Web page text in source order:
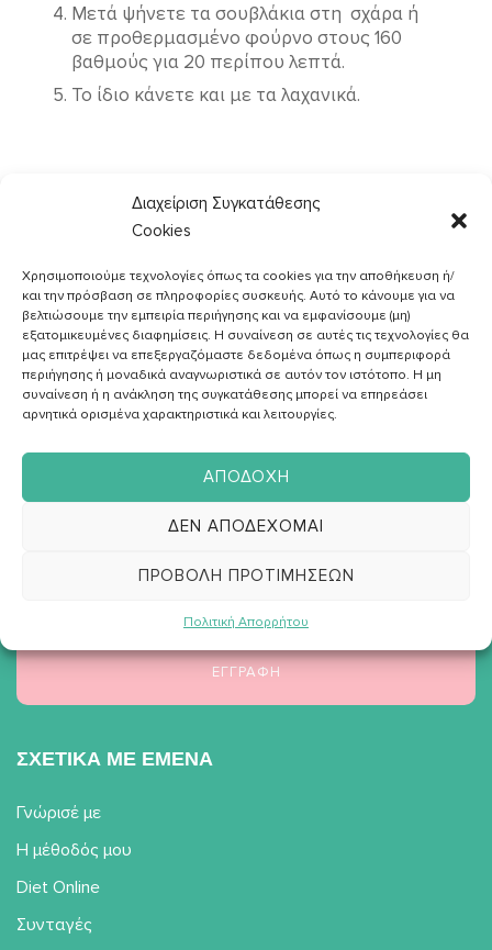
Διαχείριση Συγκατάθεσης
Cookies
Χρησιμοποιούμε τεχνολογίες όπως τα cookies για την αποθήκευση ή/
και την πρόσβαση σε πληροφορίες συσκευής. Αυτό το κάνουμε για να
βελτιώσουμε την εμπειρία περιήγησης και να εμφανίσουμε (μη)
εξατομικευμένες διαφημίσεις. Η συναίνεση σε αυτές τις τεχνολογίες θα
μας επιτρέψει να επεξεργαζόμαστε δεδομένα όπως η συμπεριφορά
περιήγησης ή μοναδικά αναγνωριστικά σε αυτόν τον ιστότοπο. Η μη
συναίνεση ή η ανάκληση της συγκατάθεσης μπορεί να επηρεάσει
αρνητικά ορισμένα χαρακτηριστικά και λειτουργίες.
ΑΠΟΔΟΧΉ
ΔΕΝ ΑΠΟΔΈΧΟΜΑΙ
ΠΡΟΒΟΛΉ ΠΡΟΤΙΜΉΣΕΩΝ
Πολιτική Απορρήτου
Μετά ψήνετε τα σουβλάκια στη σχάρα ή
σε προθερμασμένο φούρνο στους 160
βαθμούς για 20 περίπου λεπτά.
Το ίδιο κάνετε και με τα λαχανικά.
Εγγραφή στοNewsletter
λαμβάνω ενημερωτικό υλικό σχετικά με συνταγές, νέα, άρθρα κα.
ΣΧΕΤΙΚΑ ΜΕ ΕΜΕΝΑ
Γνώρισέ με
Η μέθοδός μου
Diet Online
Συνταγές